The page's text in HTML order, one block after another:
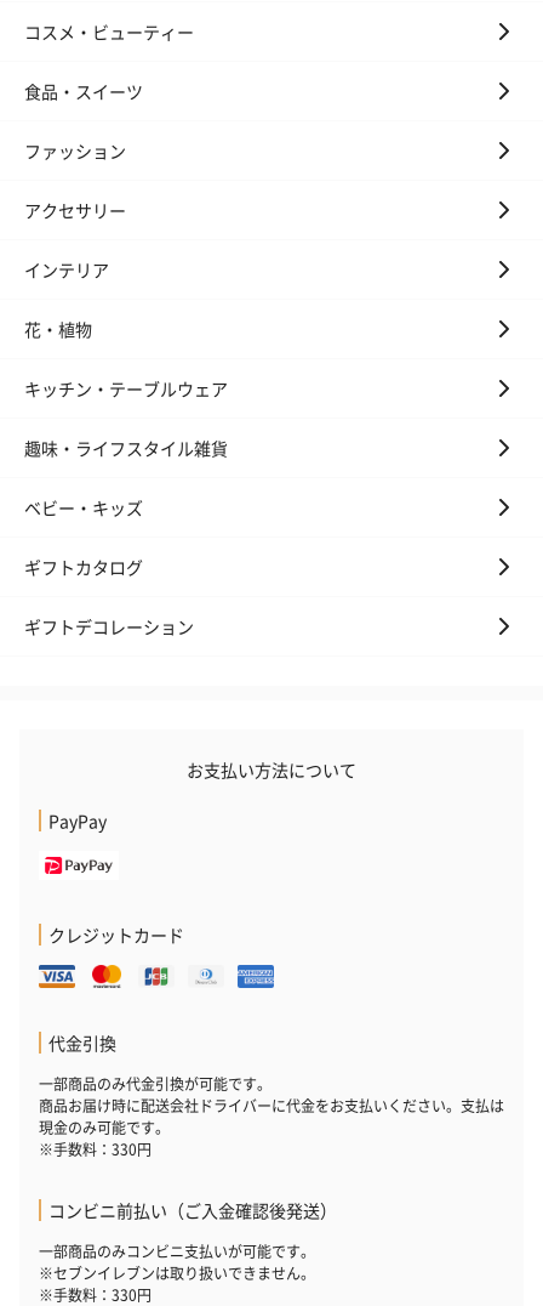
ンク）（1,760円）
ワイト）（
おつまみ・その他
す。
いぶりがっことチーズ
しょっつるナ
コスメ・ビューティー
食品・スイーツ
ファッション
アクセサリー
インテリア
花・植物
キッチン・テーブルウェア
趣味・ライフスタイル雑貨
ベビー・キッズ
ギフトカタログ
ギフトデコレーション
お支払い方法について
PayPay
クレジットカード
代金引換
一部商品のみ代金引換が可能です。
商品お届け時に配送会社ドライバーに代金をお支払いください。支払は
現金のみ可能です。
※手数料：330円
コンビニ前払い（ご入金確認後発送）
一部商品のみコンビニ支払いが可能です。
※セブンイレブンは取り扱いできません。
※手数料：330円